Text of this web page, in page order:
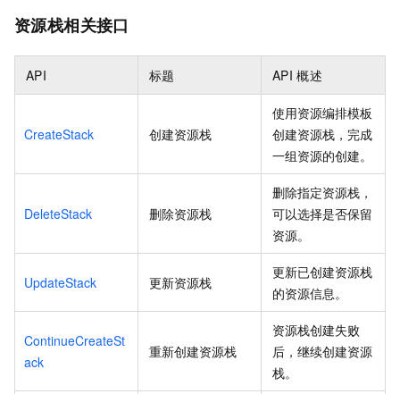
资源栈相关接口
API 标题 API 概述
CreateStack 创建资源栈
使用资源编排模板
创建资源栈，完成
一组资源的创建。
DeleteStack 删除资源栈
删除指定资源栈，
可以选择是否保留
资源。
UpdateStack 更新资源栈
更新已创建资源栈
的资源信息。
ContinueCreateSt
ack
重新创建资源栈
资源栈创建失败
后，继续创建资源
栈。